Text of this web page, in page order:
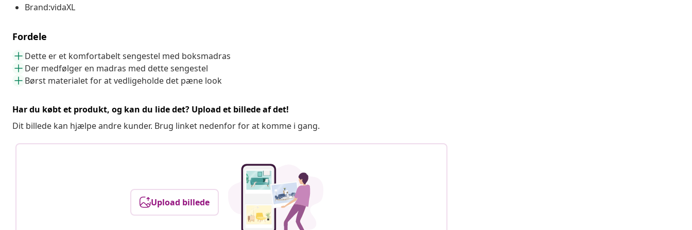
Brand:vidaXL
Fordele
Dette er et komfortabelt sengestel med boksmadras
Der medfølger en madras med dette sengestel
Børst materialet for at vedligeholde det pæne look
Har du købt et produkt, og kan du lide det? Upload et billede af det!
Dit billede kan hjælpe andre kunder. Brug linket nedenfor for at komme i gang.
Upload billede